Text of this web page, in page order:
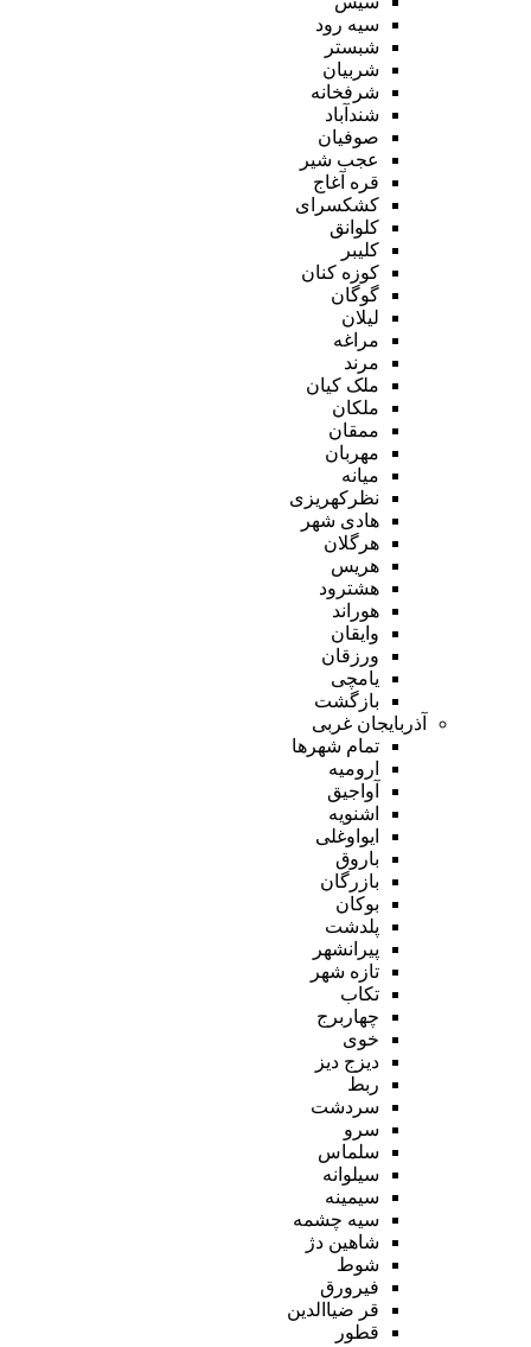
سیه رود
شبستر
شربیان
شرفخانه
شندآباد
صوفیان
عجب شیر
قره آغاج
کشکسرای
کلوانق
کلیبر
کوزه کنان
گوگان
لیلان
مراغه
مرند
ملک کیان
ملکان
ممقان
مهربان
میانه
نظرکهریزی
هادی شهر
هرگلان
هریس
هشترود
هوراند
وایقان
ورزقان
یامچی
بازگشت
آذربایجان غربی
تمام شهر‌ها
ارومیه
آواجیق
اشنویه
ایواوغلی
باروق
بازرگان
بوکان
پلدشت
پیرانشهر
تازه شهر
تکاب
چهاربرج
خوی
دیزج دیز
ربط
سردشت
سرو
سلماس
سیلوانه
سیمینه
سیه چشمه
شاهین دژ
شوط
فیرورق
قر ضیاالدین
قطور